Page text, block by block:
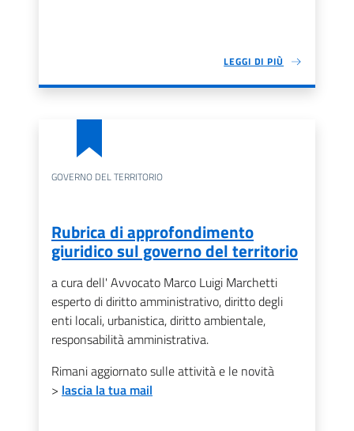
LEGGI DI PIÙ
GOVERNO DEL TERRITORIO
Rubrica di approfondimento
giuridico sul governo del territorio
a cura dell' Avvocato Marco Luigi Marchetti
esperto di diritto amministrativo, diritto degli
enti locali, urbanistica, diritto ambientale,
responsabilità amministrativa.
Rimani aggiornato sulle attività e le novità
> lascia la tua mail